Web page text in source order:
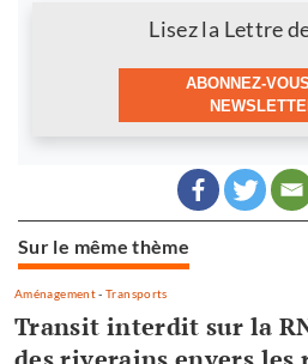
Lisez la Lettre
ABONNEZ-
Sur le même thème
Aménagement-Transports
Transit interdit sur la